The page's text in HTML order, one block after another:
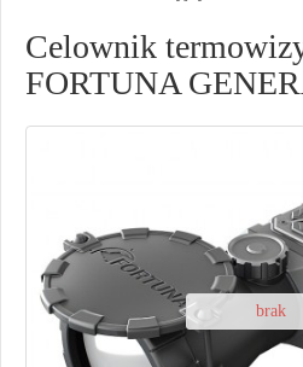
Celownik
FORTUNA
brak